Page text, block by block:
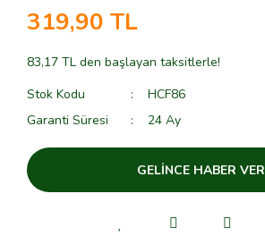
319,90 TL
83,17 TL den başlayan taksitlerle!
Stok Kodu
HCF86
Garanti Süresi
24 Ay
GELİNCE HABER VER